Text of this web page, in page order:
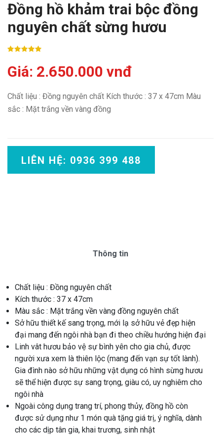
Đồng hồ khảm trai bộc đồng
nguyên chất sừng hươu
Giá: 2.650.000 vnđ
Chất liệu : Đồng nguyên chất Kích thước : 37 x 47cm Màu
sắc : Mặt trắng vền vàng đồng
LIÊN HỆ: 0936 399 488
Thông tin
Chất liệu : Đồng nguyên chất
Kích thước : 37 x 47cm
Màu sắc : Mặt trắng vền vàng đồng nguyên chất
Sở hữu thiết kế sang trọng, mới lạ sở hữu vẻ đẹp hiện
đại mang đến ngôi nhà bạn đi theo chiều hướng hiện đại
Linh vât hươu bảo vệ sự bình yên cho gia chủ, được
người xưa xem là thiên lộc (mang đến vạn sự tốt lành).
Gia đình nào sở hữu những vật dụng có hình sừng hươu
sẽ thể hiện được sự sang trọng, giàu có, uy nghiêm cho
ngôi nhà
Ngoài công dụng trang trí, phong thủy, đồng hồ còn
được sử dụng như 1 món quà tặng giá trị, ý nghĩa, dành
cho các dịp tân gia, khai trương, sinh nhật